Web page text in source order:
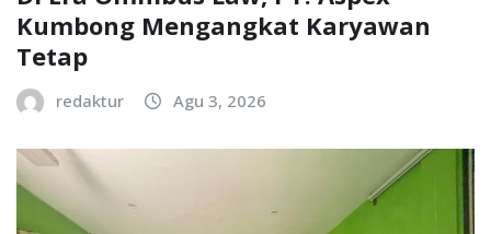
Kumbong Mengangkat Karyawan
Tetap
redaktur Agu 3, 2026